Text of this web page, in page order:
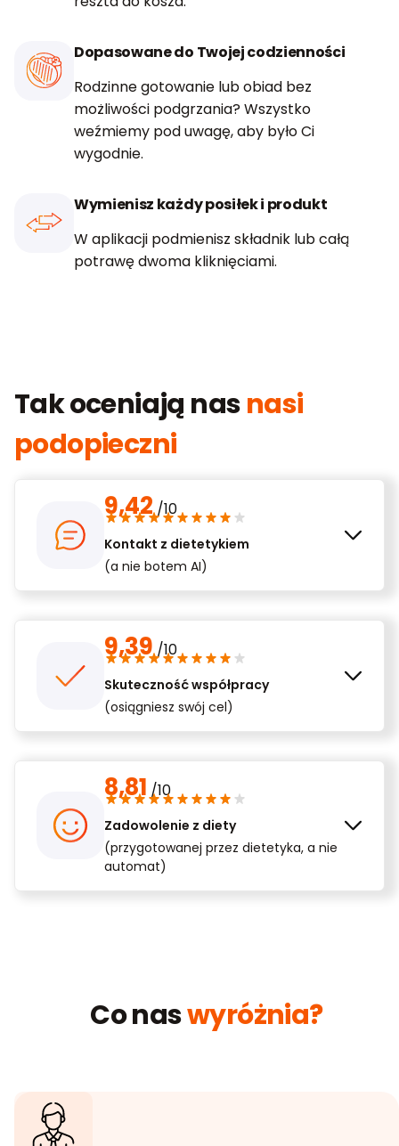
Dopasowane do Twojej codzienności
Rodzinne gotowanie lub obiad bez
możliwości podgrzania? Wszystko
weźmiemy pod uwagę, aby było Ci
wygodnie.
Wymienisz każdy posiłek i produkt
W aplikacji podmienisz składnik lub całą
potrawę dwoma kliknięciami.
Tak oceniają nasnasi
podopieczni
9,42 /10
Kontakt z dietetykiem
(a nie botem AI)
9,39 /10
Skuteczność współpracy
(osiągniesz swój cel)
8,81 /10
Zadowolenie z diety
(przygotowanej przez dietetyka, a nie
automat)
Co naswyróżnia?